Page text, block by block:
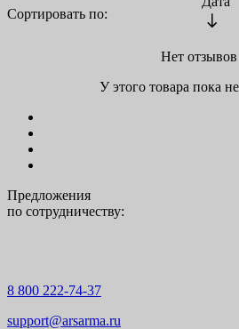
Сортировать по:
Нет отзывов
У этого товара пока
Предложения
по сотрудничеству:
8 800 222-74-37
support@arsarma.ru